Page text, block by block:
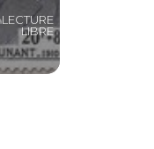
LECTURE
LIBRE